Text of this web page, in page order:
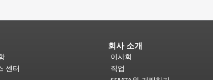
센터
회사 소개
이사회
직업